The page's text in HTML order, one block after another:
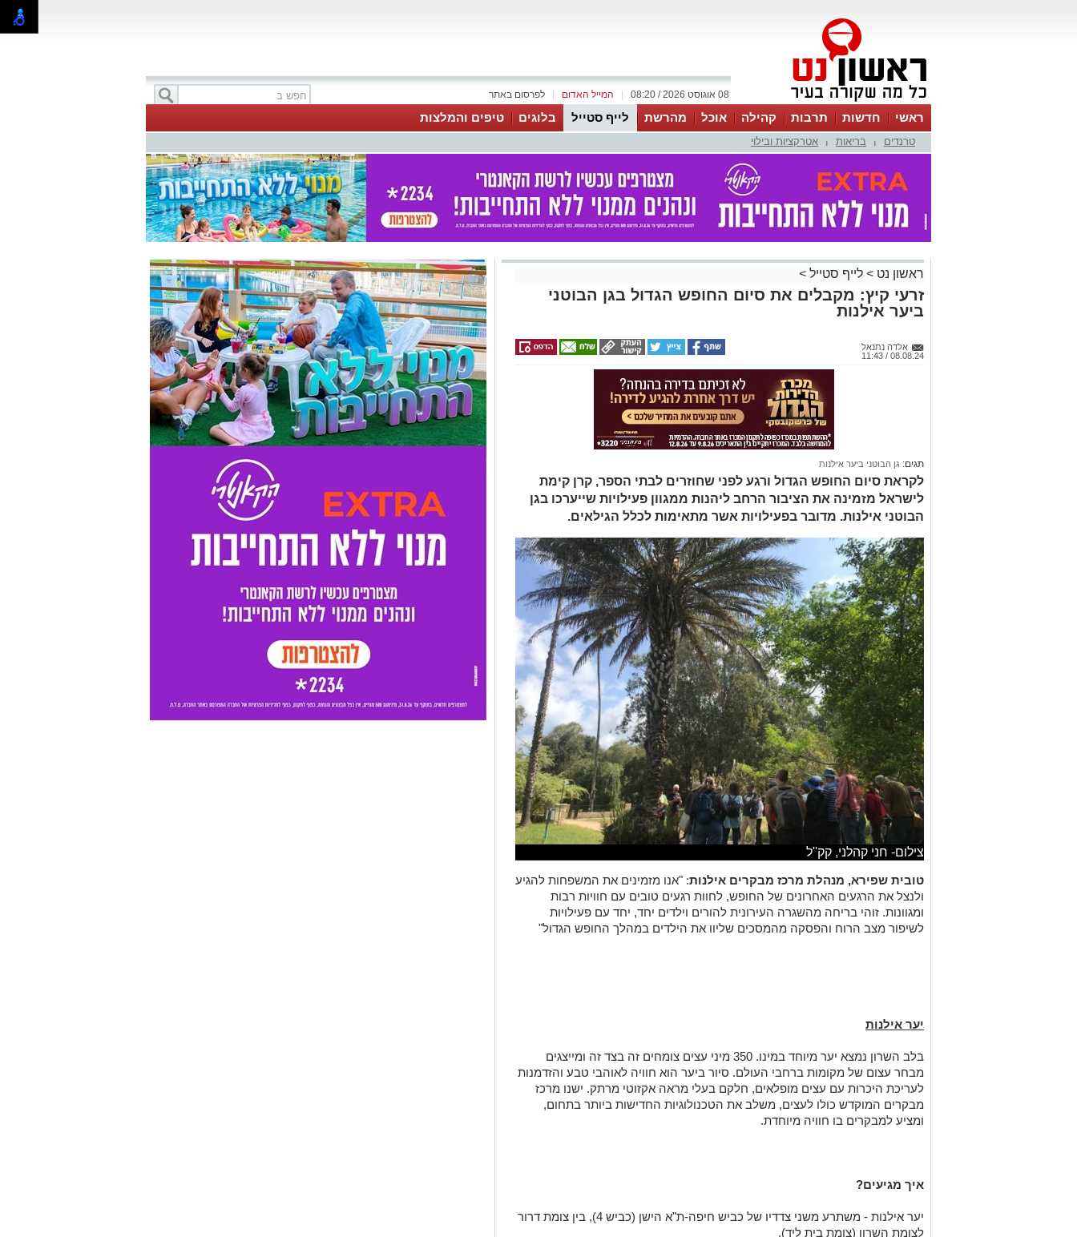
לפרסום באתר המייל האדום 08 אוגוסט 2026 / 08:20
ראשי חדשות תרבות קהילה אוכל מהרשת לייף סטייל בלוגים טיפים והמלצות
טרנדים בריאות אטרקציות ובילוי
ראשון נט > לייף סטייל >
זרעי קיץ: מקבלים את סיום החופש הגדול בגן הבוטני
ביער אילנות
אלדה נתנאל
08.08.24 / 11:43
תגים: גן הבוטני ביער אילנות
לקראת סיום החופש הגדול ורגע לפני שחוזרים לבתי הספר, קרן קימת
לישראל מזמינה את הציבור הרחב ליהנות ממגוון פעילויות שייערכו בגן
הבוטני אילנות. מדובר בפעילויות אשר מתאימות לכלל הגילאים.
צילום- חני קהלני, קק''ל
טובית שפירא, מנהלת מרכז מבקרים אילנות: "אנו מזמינים את המשפחות להגיע
ולנצל את הרגעים האחרונים של החופש, לחוות רגעים טובים עם חוויות רבות
ומגוונות. זוהי בריחה מהשגרה העירונית להורים וילדים יחד, יחד עם פעילויות
לשיפור מצב הרוח והפסקה מהמסכים שליוו את הילדים במהלך החופש הגדול"
יער אילנות
בלב השרון נמצא יער מיוחד במינו. 350 מיני עצים צומחים זה בצד זה ומייצגים
מבחר עצום של מקומות ברחבי העולם. סיור ביער הוא חוויה לאוהבי טבע והזדמנות
לעריכת היכרות עם עצים מופלאים, חלקם בעלי מראה אקזוטי מרתק. ישנו מרכז
מבקרים המוקדש כולו לעצים, משלב את הטכנולוגיות החדישות ביותר בתחום,
ומציע למבקרים בו חוויה מיוחדת.
איך מגיעים?
יער אילנות - משתרע משני צדדיו של כביש חיפה-ת"א הישן (כביש 4), בין צומת דרור
לצומת השרון (צומת בית ליד).